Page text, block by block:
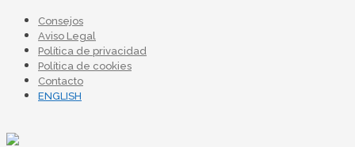
Consejos
Aviso Legal
Política de privacidad
Política de cookies
Contacto
ENGLISH